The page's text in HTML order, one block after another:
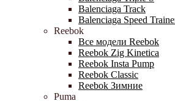
Balenciaga Track
Balenciaga Speed
Reebok
Все модели Reebok
Reebok Zig Kinetica
Reebok Insta Pump
Reebok Classic
Reebok Зимние
Puma